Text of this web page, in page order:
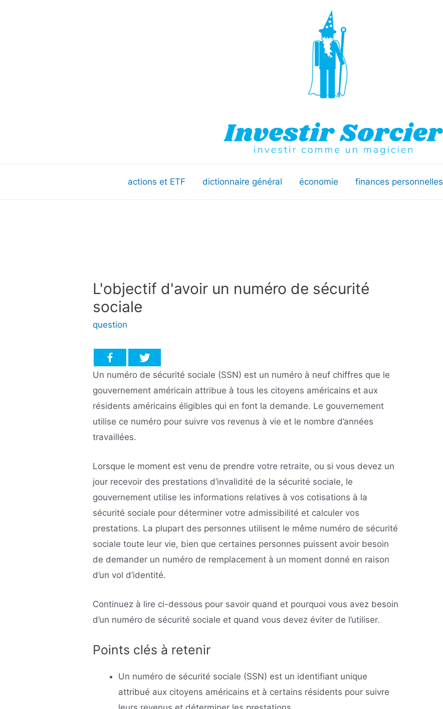
actions et ETF dictionnaire général économie finances personnelles
L'objectif d'avoir un numéro de sécurité
sociale
question
Un numéro de sécurité sociale (SSN) est un numéro à neuf chiffres que le
gouvernement américain attribue à tous les citoyens américains et aux
résidents américains éligibles qui en font la demande. Le gouvernement
utilise ce numéro pour suivre vos revenus à vie et le nombre d’années
travaillées.
Lorsque le moment est venu de prendre votre retraite, ou si vous devez un
jour recevoir des prestations d’invalidité de la sécurité sociale, le
gouvernement utilise les informations relatives à vos cotisations à la
sécurité sociale pour déterminer votre admissibilité et calculer vos
prestations. La plupart des personnes utilisent le même numéro de sécurité
sociale toute leur vie, bien que certaines personnes puissent avoir besoin
de demander un numéro de remplacement à un moment donné en raison
d’un vol d’identité.
Continuez à lire ci-dessous pour savoir quand et pourquoi vous avez besoin
d’un numéro de sécurité sociale et quand vous devez éviter de l’utiliser.
Points clés à retenir
Un numéro de sécurité sociale (SSN) est un identifiant unique
attribué aux citoyens américains et à certains résidents pour suivre